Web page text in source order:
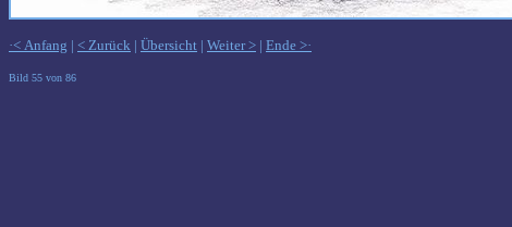
·< Anfang | < Zurück | Übersicht | Weiter > | Ende >·
Bild 55 von 86